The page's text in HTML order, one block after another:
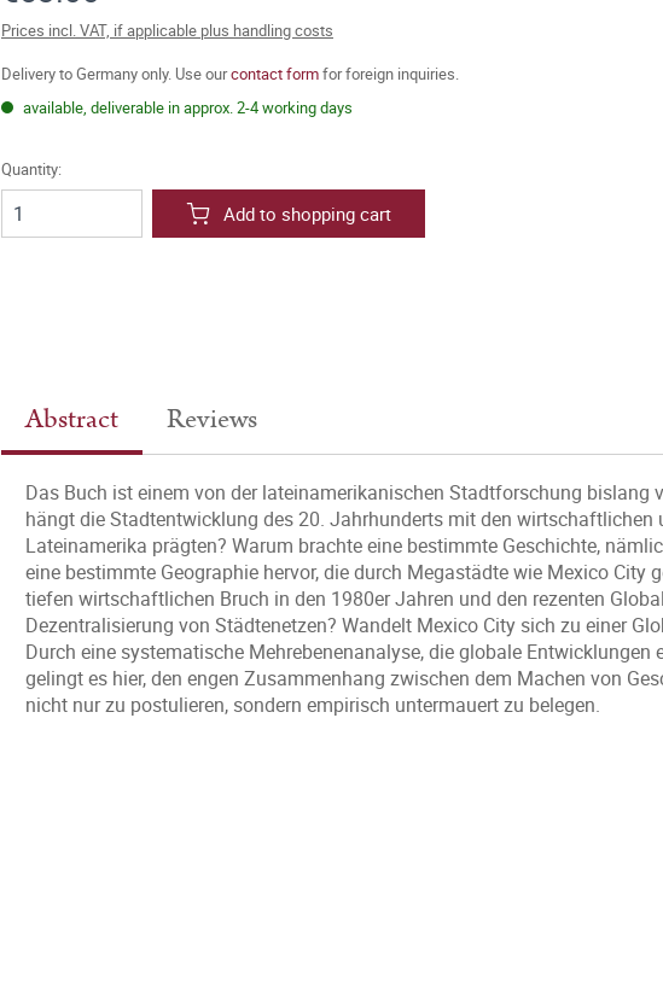
Prices incl. VAT, if applicable plus handling costs
Delivery to Germany only. Use ourcontact formfor foreign inquiries.
available, deliverable in approx. 2-4 working days
Quantity:
Add to shopping cart
Abstract Reviews
Das Buch ist einem von der lateinamerikanischen Stadtforschung bislang
hängt die Stadtentwicklung des 20. Jahrhunderts mit den
Lateinamerika prägten? Warum brachte eine bestimmte Geschichte,
eine bestimmte Geographie hervor, die durch Megastädte wie Mexico City
tiefen wirtschaftlichen Bruch in den 1980er Jahren und den rezenten
Dezentralisierung von Städtenetzen? Wandelt Mexico City sich zu einer
Durch eine systematische Mehrebenenanalyse, die globale
gelingt es hier, den engen Zusammenhang zwischen dem Machen von
nicht nur zu postulieren, sondern empirisch untermauert zu belegen.